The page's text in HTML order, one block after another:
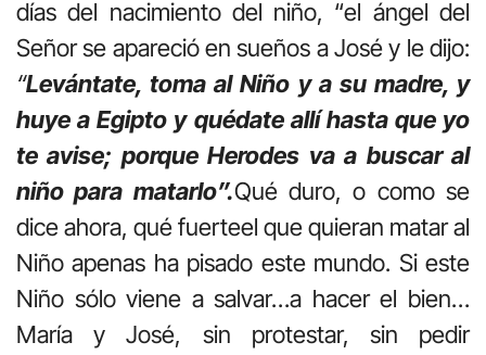
días del nacimiento del niño, “el ángel del
Señor se apareció en sueños a José y le dijo:
“Levántate, toma al Niño y a su madre, y
huye a Egipto y quédate allí hasta que yo
te avise; porque Herodes va a buscar al
niño para matarlo”.Qué duro, o como se
dice ahora, qué fuerteel que quieran matar al
Niño apenas ha pisado este mundo. Si este
Niño sólo viene a salvar…a hacer el bien…
María y José, sin protestar, sin pedir